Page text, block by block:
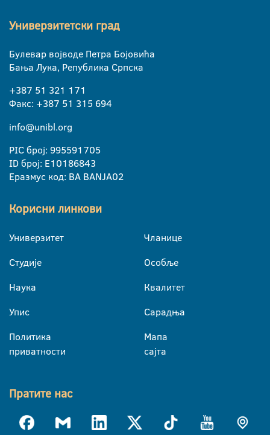
Универзитетски град
Булевар војводе Петра Бојовића
Бања Лука, Република Српска
+387 51 321 171
Факс: +387 51 315 694
info@unibl.org
PIC број: 995591705
ID број: E10186843
Еразмус код: BA BANJA02
Корисни линкови
Универзитет
Студије
Наука
Упис
Политика
приватности
Чланице
Особље
Квалитет
Сарадња
Мапа
сајта
Пратите нас